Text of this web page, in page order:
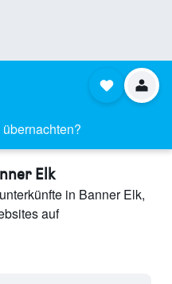
Elk
in Banner Elk,
auf